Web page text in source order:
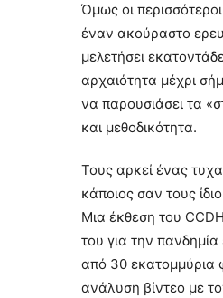
Όμως οι
έναν ακούραστο
μελετήσει
αρχαιότητα μέχρι
να παρουσιάσει τα
και μεθοδικότητα.
Τους αρκεί ένας
κάποιος σαν τους
Μια έκθεση του
του για την
από 30 εκατομμύρια
ανάλυση βίντεο με